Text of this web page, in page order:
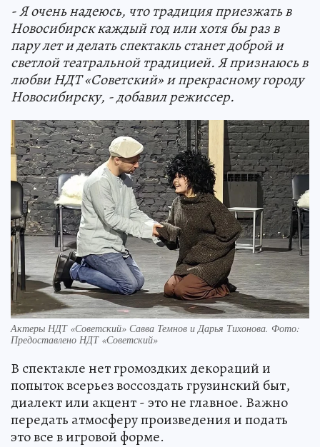
- Я очень надеюсь, что традиция приезжать в
Новосибирск каждый год или хотя бы раз в
пару лет и делать спектакль станет доброй и
светлой театральной традицией. Я признаюсь в
любви НДТ «Советский» и прекрасному городу
Новосибирску, - добавил режиссер.
Актеры НДТ «Советский» Савва Темнов и Дарья Тихонова. Фото:
Предоставлено НДТ «Советский»
В спектакле нет громоздких декораций и
попыток всерьез воссоздать грузинский быт,
диалект или акцент - это не главное. Важно
передать атмосферу произведения и подать
это все в игровой форме.